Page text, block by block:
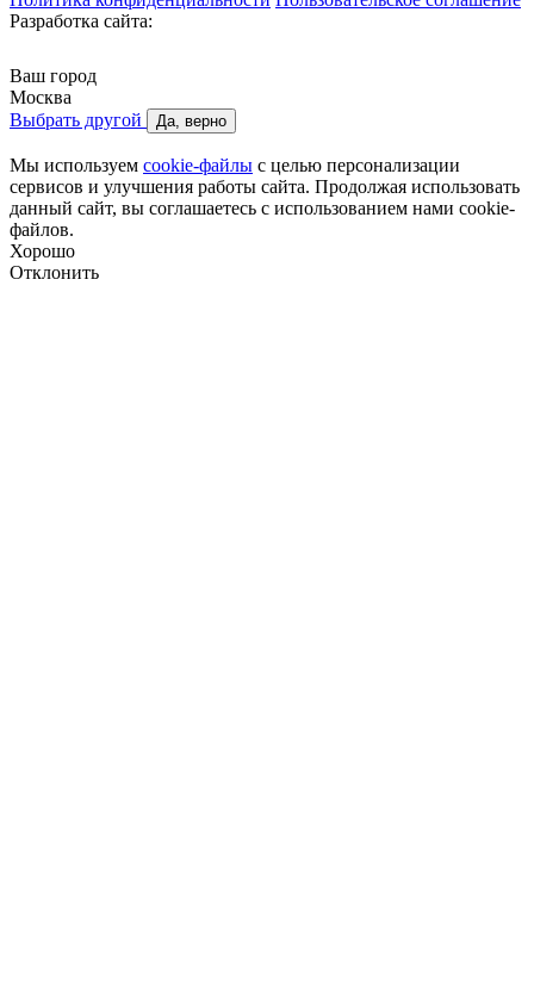
Разработка сайта:
Ваш город
Москва
Выбрать другой
Да, верно
Мы используем cookie-файлы с целью персонализации
сервисов и улучшения работы сайта. Продолжая использовать
данный сайт, вы соглашаетесь с использованием нами cookie-
файлов.
Хорошо
Отклонить